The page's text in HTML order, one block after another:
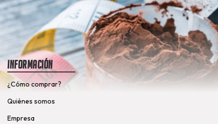
Información
¿Cómo comprar?
Quiénes somos
Empresa